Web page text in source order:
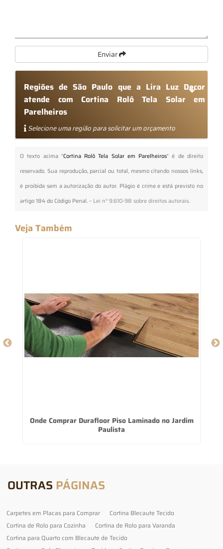
Enviar
Regiões de São Paulo que a Lira Luz Decor
atende com Cortina Rolô Tela Solar em
Parelheiros
Selecione uma região para solicitar um orçamento
O texto acima "Cortina Rolô Tela Solar em Parelheiros" é de direito
reservado. Sua reprodução, parcial ou total, mesmo citando nossos links,
é proibida sem a autorização do autor. Plágio é crime e está previsto no
artigo 184 do Código Penal. – Lei n° 9.610-98 sobre direitos autorais.
Veja Também
Onde Comprar Durafloor Piso Laminado no Jardim
Paulista
OUTRAS PÁGINAS
Carpetes em Placas para Comprar
Cortina Blecaute Tecido
Cortina de Rolo para Cozinha
Cortina de Rolo para Varanda
Cortina para Quarto com Blecaute de Tecido